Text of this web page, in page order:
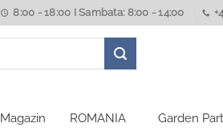
8:00 - 18:00 I Sambata: 8:00 - 14:00
Magazin ROMANIA Garden